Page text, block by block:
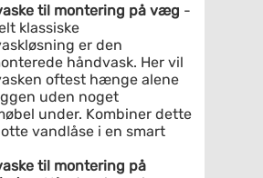
til montering på væg -
klassiske
er den
håndvask. Her vil
oftest hænge alene
uden noget
under. Kombiner dette
vandlåse i en smart
til montering på